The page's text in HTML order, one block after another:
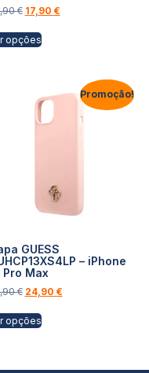
€ 17,90 €
opções
Promoção!
GUESS
– iPhone
Pro Max
€ 24,90 €
opções